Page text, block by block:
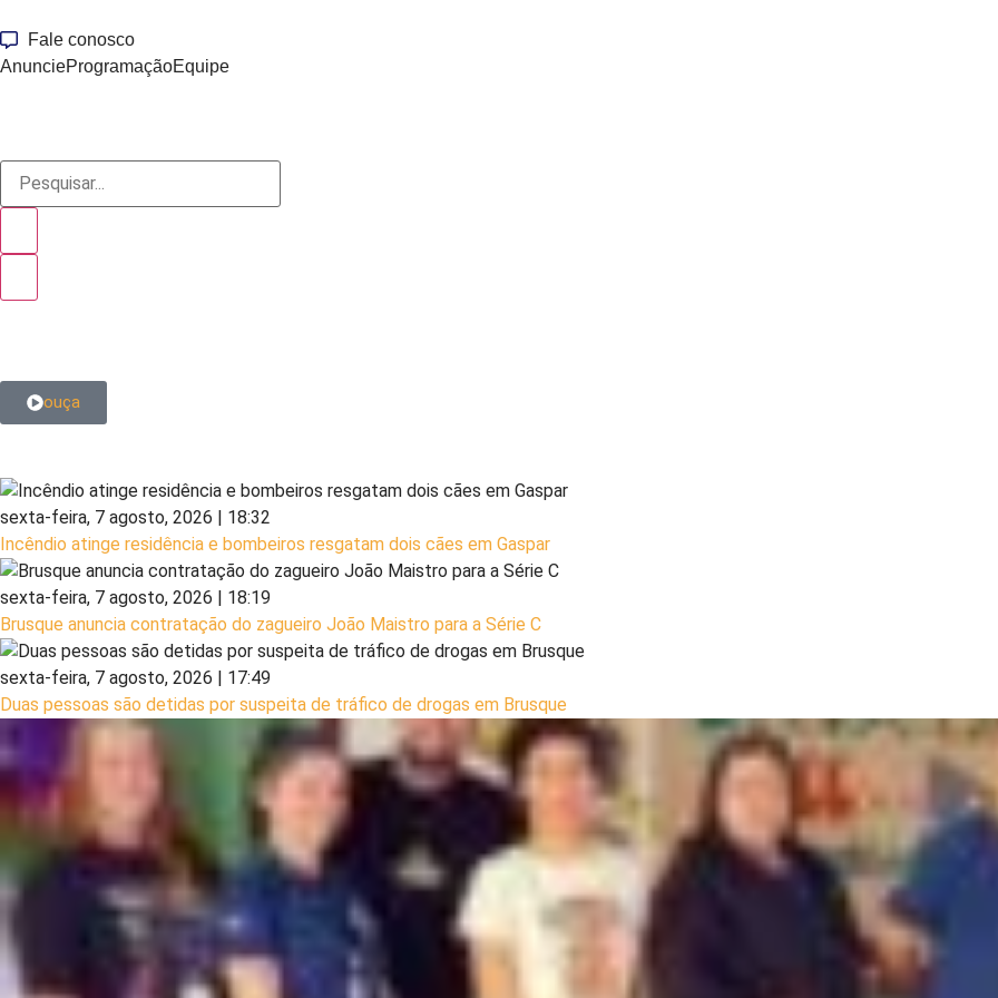
Fale conosco
AnuncieProgramaçãoEquipe
ouça
sexta-feira, 7 agosto, 2026 | 18:32
Incêndio atinge residência e bombeiros resgatam dois cães em Gaspar
sexta-feira, 7 agosto, 2026 | 18:19
Brusque anuncia contratação do zagueiro João Maistro para a Série C
sexta-feira, 7 agosto, 2026 | 17:49
Duas pessoas são detidas por suspeita de tráfico de drogas em Brusque